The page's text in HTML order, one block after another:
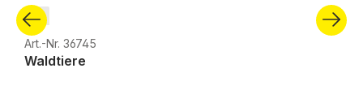
N
Art.-Nr. 36745
Waldtiere